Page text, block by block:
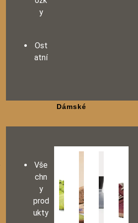
y
Ost
atní
Dámské
Vše
chn
y
prod
ukty